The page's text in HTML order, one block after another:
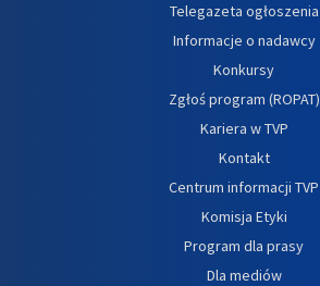
Telegazeta ogłoszenia
Informacje o nadawcy
Konkursy
Zgłoś program (ROPAT)
Kariera w TVP
Kontakt
Centrum informacji TVP
Komisja Etyki
Program dla prasy
Dla mediów